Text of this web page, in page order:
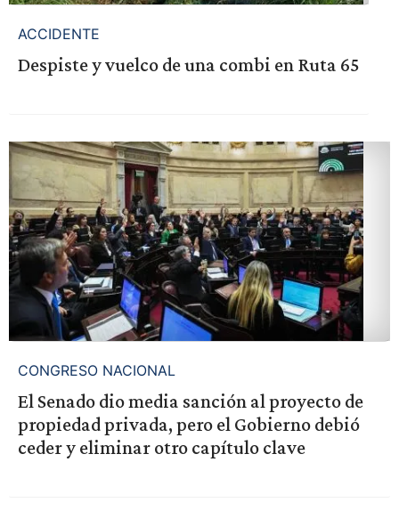
ACCIDENTE
Despiste y vuelco de una combi en Ruta 65
CONGRESO NACIONAL
El Senado dio media sanción al proyecto de
propiedad privada, pero el Gobierno debió
ceder y eliminar otro capítulo clave